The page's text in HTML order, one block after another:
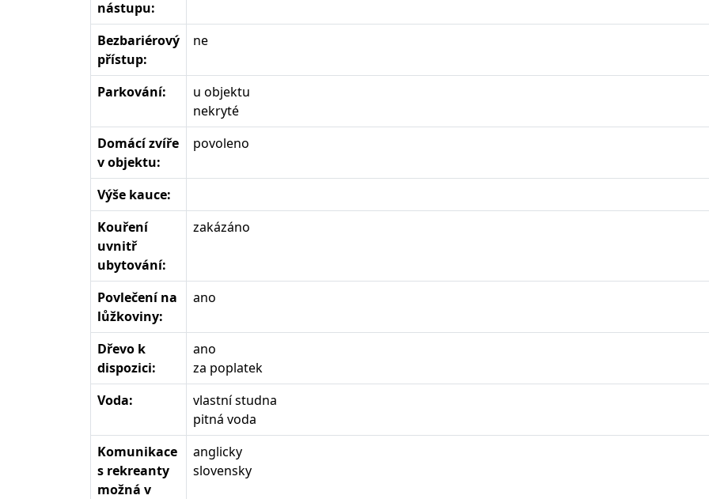
nástupu:
Bezbariérový
přístup:
ne
Parkování:
u objektu
nekryté
Domácí zvíře
v objektu:
povoleno
Výše kauce:
Kouření
uvnitř
ubytování:
zakázáno
Povlečení na
lůžkoviny:
ano
Dřevo k
dispozici:
ano
za poplatek
Voda:
vlastní studna
pitná voda
Komunikace
s rekreanty
možná v
anglicky
slovensky